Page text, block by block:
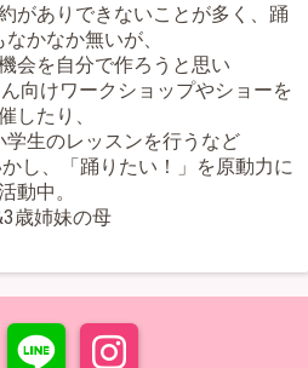
がありできないことが多く、踊
かなか無いが、
会を自分で作ろうと思い
向けワークショップやショーを
したり、
学生のレッスンを行うなど
し、「踊りたい！」を原動力に
動中。
歳姉妹の母